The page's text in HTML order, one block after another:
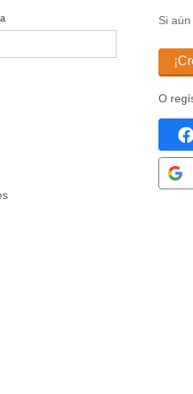
Si
O